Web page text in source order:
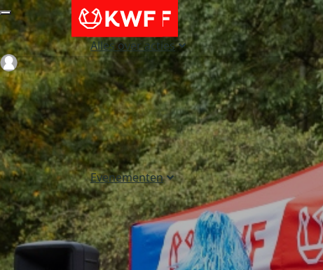
Alles over acties
Evenementen
Login